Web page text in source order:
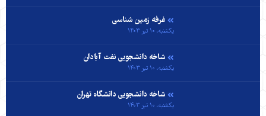
غرفه زمین شناسی
یکشنبه، ۱۰ تیر ۱۴۰۳
شاخه دانشجویی نفت آبادان
یکشنبه، ۱۰ تیر ۱۴۰۳
شاخه دانشجویی دانشگاه تهران
یکشنبه، ۱۰ تیر ۱۴۰۳